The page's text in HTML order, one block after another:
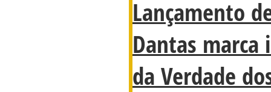
Lançamento
Dantas marca
da Verdade